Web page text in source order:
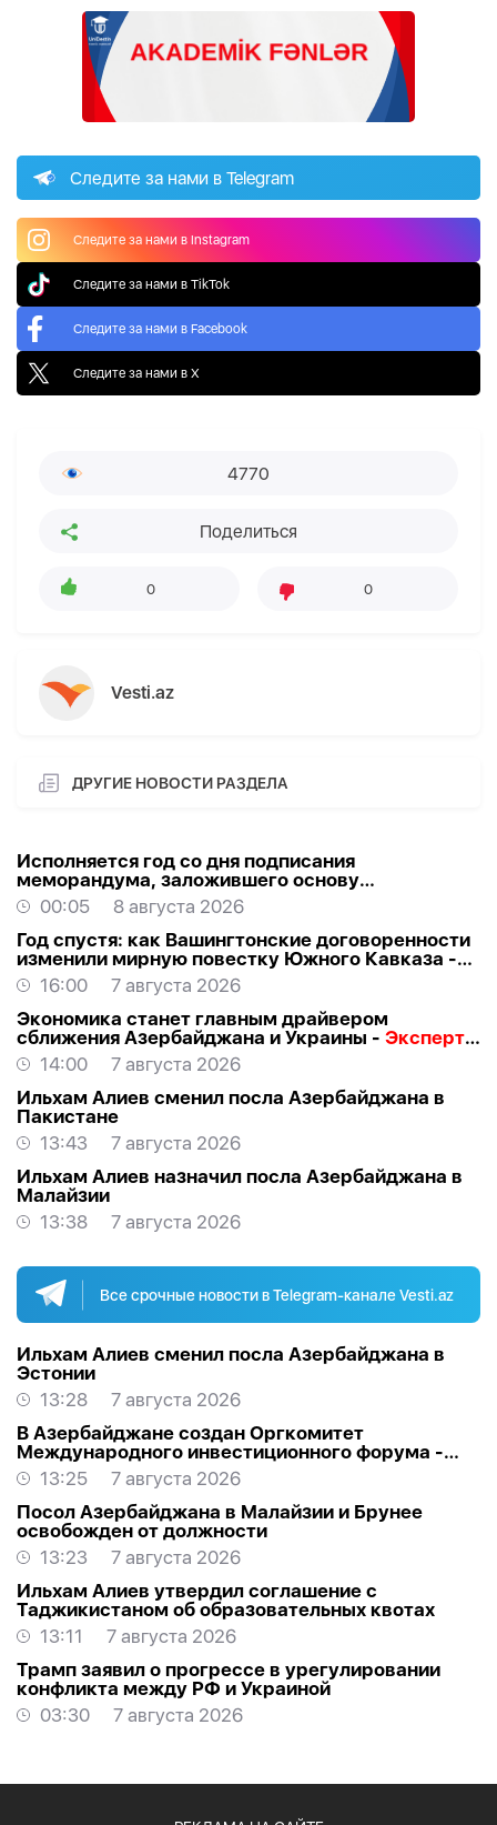
Следите за нами в Telegram
Следите за нами в Instagram
Следите за нами в TikTok
Следите за нами в Facebook
Следите за нами в X
4770
Поделиться
0 0
Vesti.az
ДРУГИЕ НОВОСТИ РАЗДЕЛА
Исполняется год со дня подписания
меморандума, заложившего основу
стратегического партнерства Азербайджана и
США00:05
8 августа 2026
Год спустя: как Вашингтонские договоренности
изменили мирную повестку Южного Кавказа -
ВЗГЛЯД
16:00
7 августа 2026
Экономика станет главным драйвером
сближения Азербайджана и Украины - Эксперт о
визите Байрамова в Киев
14:00
7 августа 2026
Ильхам Алиев сменил посла Азербайджана в
Пакистане
13:43
7 августа 2026
Ильхам Алиев назначил посла Азербайджана в
Малайзии
13:38
7 августа 2026
Все срочные новости в Telegram-канале Vesti.az
Ильхам Алиев сменил посла Азербайджана в
Эстонии
13:28
7 августа 2026
В Азербайджане создан Оргкомитет
Международного инвестиционного форума -
РАСПОРЯЖЕНИЕ
13:25
7 августа 2026
Посол Азербайджана в Малайзии и Брунее
освобожден от должности
13:23
7 августа 2026
Ильхам Алиев утвердил соглашение с
Таджикистаном об образовательных квотах
13:11
7 августа 2026
Трамп заявил о прогрессе в урегулировании
конфликта между РФ и Украиной
03:30
7 августа 2026